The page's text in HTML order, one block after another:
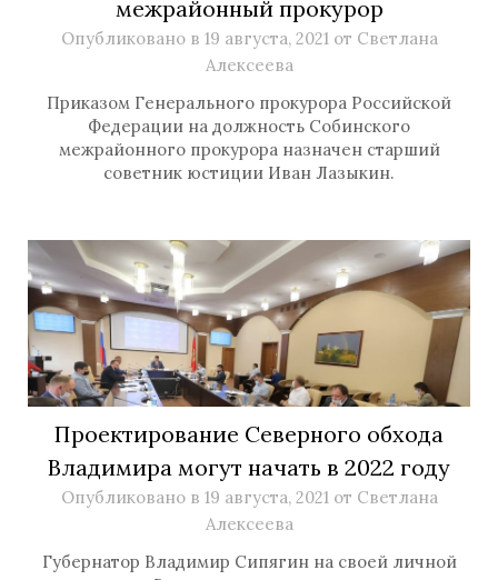
межрайонный прокурор
Опубликовано в 19 августа, 2021 от Светлана
Алексеева
Приказом Генерального прокурора Российской
Федерации на должность Собинского
межрайонного прокурора назначен старший
советник юстиции Иван Лазыкин.
Проектирование Северного обхода
Владимира могут начать в 2022 году
Опубликовано в 19 августа, 2021 от Светлана
Алексеева
Губернатор Владимир Сипягин на своей личной